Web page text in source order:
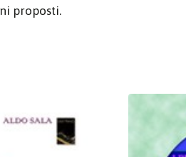
proposti.